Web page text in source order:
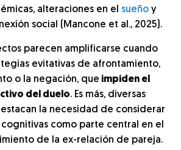
alteraciones en el sueño y
social (Mancone et al., 2025).
parecen amplificarse cuando
evitativas de afrontamiento,
o la negación, que impiden el
del duelo. Es más, diversas
la necesidad de considerar
como parte central en el
de la ex-relación de pareja.